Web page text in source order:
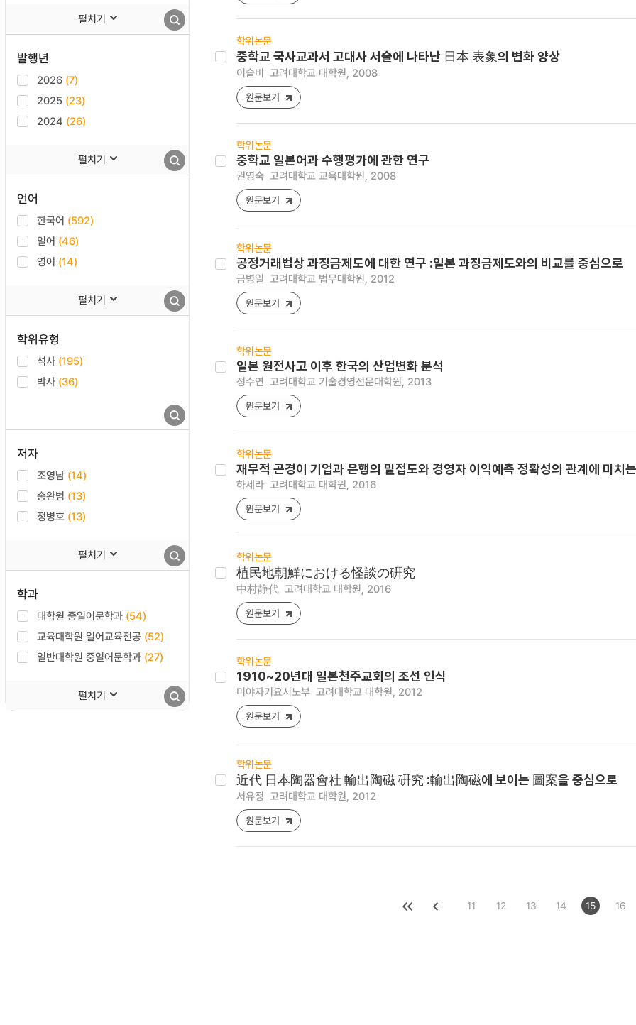
펼치기
발행년
2026 (7)
2025 (23)
2024 (26)
펼치기
언어
한국어 (592)
일어 (46)
영어 (14)
펼치기
학위유형
석사 (195)
박사 (36)
저자
조영남 (14)
송완범 (13)
정병호 (13)
펼치기
학과
대학원 중일어문학과 (54)
교육대학원 일어교육전공 (52)
일반대학원 중일어문학과 (27)
펼치기
학위논문
중학교 국사교과서 고대사 서술에 나타난 日本 表象의 변화 양상
이슬비 고려대학교 대학원, 2008
원문보기
학위논문
중학교 일본어과 수행평가에 관한 연구
권영숙 고려대학교 교육대학원, 2008
원문보기
학위논문
공정거래법상 과징금제도에 대한 연구 :일본 과징금제도와의 비교를 중심으로
금병일 고려대학교 법무대학원, 2012
원문보기
학위논문
일본 원전사고 이후 한국의 산업변화 분석
정수연 고려대학교 기술경영전문대학원, 2013
원문보기
학위논문
재무적 곤경이 기업과 은행의 밀접도와 경영자 이익예측 정확성의 관계에 미치
하세라 고려대학교 대학원, 2016
원문보기
학위논문
植民地朝鮮における怪談の硏究
中村静代 고려대학교 대학원, 2016
원문보기
학위논문
1910~20년대 일본천주교회의 조선 인식
미야자키요시노부 고려대학교 대학원, 2012
원문보기
학위논문
近代 日本陶器會社 輸出陶磁 硏究 :輸出陶磁에 보이는 圖案을 중심으로
서유정 고려대학교 대학원, 2012
원문보기
11 12 13 14 15 16